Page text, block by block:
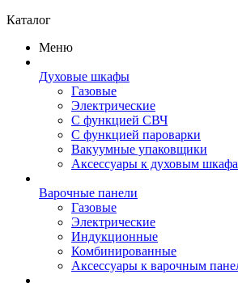
Каталог
Меню
Духовые шкафы
Газовые
Электрические
С функцией СВЧ
С функцией пароварки
Вакуумные упаковщики
Аксессуары к духовым
Варочные панели
Газовые
Электрические
Индукционные
Комбинированные
Аксессуары к варочным